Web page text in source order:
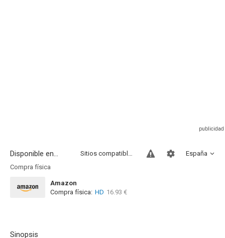
Disponible en... España
Sitios compatibles
Compra física
Amazon
Compra física: HD 16.93 €
Sinopsis